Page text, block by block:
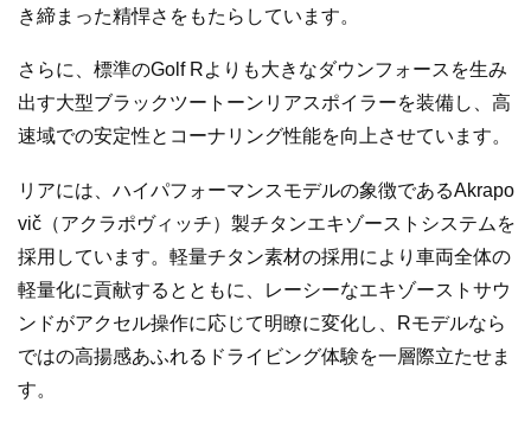
き締まった精悍さをもたらしています。
さらに、標準のGolf Rよりも大きなダウンフォースを生み
出す大型ブラックツートーンリアスポイラーを装備し、高
速域での安定性とコーナリング性能を向上させています。
リアには、ハイパフォーマンスモデルの象徴であるAkrapo
vič（アクラポヴィッチ）製チタンエキゾーストシステムを
採用しています。軽量チタン素材の採用により車両全体の
軽量化に貢献するとともに、レーシーなエキゾーストサウ
ンドがアクセル操作に応じて明瞭に変化し、Rモデルなら
ではの高揚感あふれるドライビング体験を一層際立たせま
す。